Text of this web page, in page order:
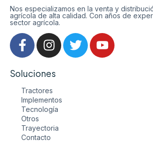
Nos especializamos en la venta y
agrícola de alta calidad. Con años de
sector agrícola.
Soluciones
Tractores
Implementos
Tecnología
Otros
Trayectoria
Contacto